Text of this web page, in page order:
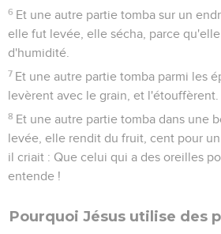
6 Et une autre partie tomba sur un
elle fut levée, elle sécha, parce
d'humidité.
7 Et une autre partie tomba parmi les
levèrent avec le grain, et l'étouffèrent.
8 Et une autre partie tomba dans une
levée, elle rendit du fruit, cent pour
il criait : Que celui qui a des oreilles
entende !
Pourquoi Jésus utilise des